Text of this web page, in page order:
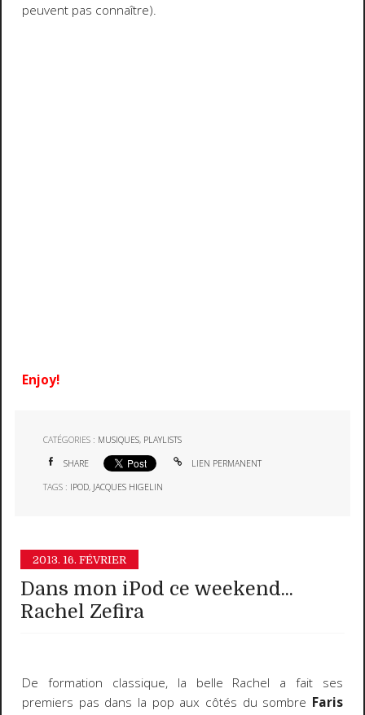
peuvent pas connaître).
Enjoy!
CATÉGORIES : MUSIQUES, PLAYLISTS
SHARE LIEN PERMANENT
TAGS : IPOD, JACQUES HIGELIN
2013. 16. FÉVRIER
Dans mon iPod ce weekend...
Rachel Zefira
De formation classique, la belle Rachel a fait ses
premiers pas dans la pop aux côtés du sombre Faris